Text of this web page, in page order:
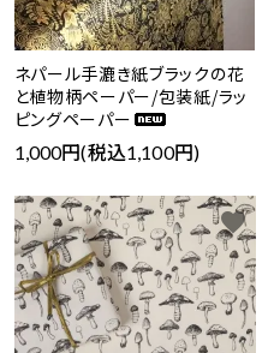
ネパール手漉き紙ブラックの花
と植物柄ペーパー/包装紙/ラッ
ピングペーパー
1,000円(税込1,100円)
favorite